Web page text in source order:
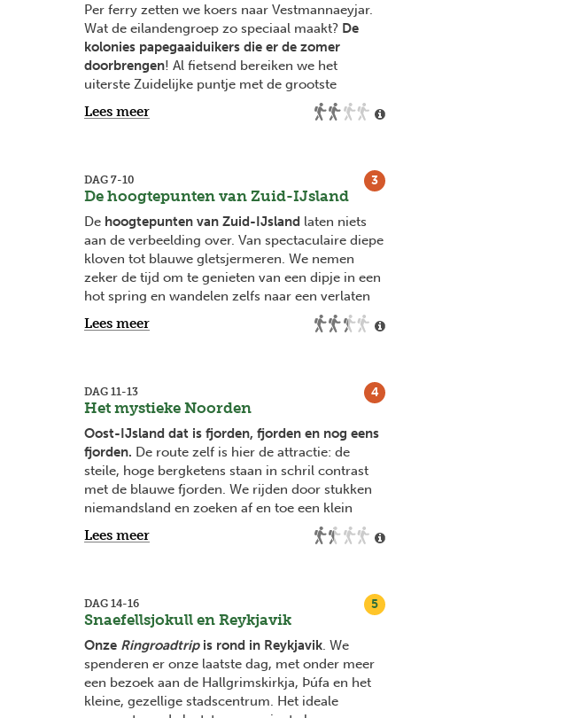
pittige, maar prachtige wandeling.
Vanuit Hella ondernemen we een daguitstap
naar hetruwe IJslandse binnenlandbij
Landmannalaugar. Dit traject rijden we niet zelf,
landschap is er nog meer vulkanisch, we maken
Per ferry zetten we koers naar Vestmannaeyjar.
Wat de eilandengroep zo speciaal maakt? De
kolonies papegaaiduikers die er de zomer
doorbrengen! Al fietsend bereiken we het
uiterste Zuidelijke puntje met de grootste
Puffinkolonie, of tijdens een Ribsafari zien we de
kolonie vanop het water (optionele activiteit
Lees meer
3
DAG 7-10
De hoogtepunten van Zuid-IJsland
De hoogtepunten van Zuid-IJsland laten niets
aan de verbeelding over. Van spectaculaire diepe
kloven tot blauwe gletsjermeren. We nemen
zeker de tijd om te genieten van een dipje in een
hot spring en wandelen zelfs naar een verlaten
neergestort vliegtuig.
keuze aan wandelroutes is er groot, voor elk wat
wils dus. We trekken er dan ook een ganse dag
op uit. We gaan kajakken tussen de gigantische
ijsschotsen op het Jökulsárlón gletsjermeer of
bewandelen onder deskundige begeleiding de
naburige Vatnajökullgletsjer (naar keuze, 1
activiteit inbegrepen in budget). Ook een bezoek
letterlijk schitterend als de zon schijnt!
Lees meer
4
DAG 11-13
Het mystieke Noorden
Oost-IJsland dat is fjorden, fjorden en nog eens
fjorden. De route zelf is hier de attractie: de
steile, hoge bergketens staan in schril contrast
met de blauwe fjorden. We rijden door stukken
niemandsland en zoeken af en toe een klein
vissersdorp op.
krachtige waterval van IJsland, Dettifoss, is de
start van deze reeks hoogtepunten.
Deunieke landschappen rond Lake Myvatn
weer helemaal anders dan wat we al gezien
hebben: gestolde lavastromen, de stinkende
rook van de solfatarenvelden en pruttelende
Lees meer
5
DAG 14-16
Snaefellsjokull en Reykjavik
Onze Ringroadtrip is rond in Reykjavik. We
spenderen er onze laatste dag, met onder meer
een bezoek aan de Hallgrimskirkja, Þúfa en het
kleine, gezellige stadscentrum. Het ideale